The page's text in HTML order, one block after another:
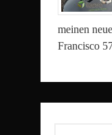
meinen
Francisco